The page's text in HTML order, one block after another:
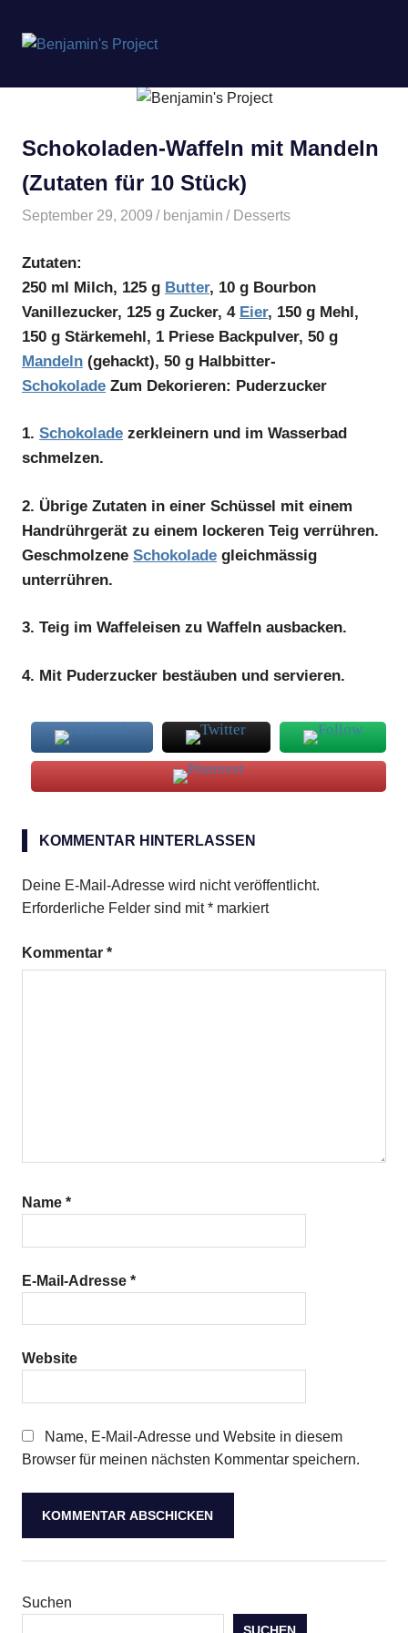
springen
Project
Schokoladen-Waffeln mit Mandeln
(Zutaten für 10 Stück)
September 29, 2009 benjamin Desserts
Zutaten:
250 ml Milch, 125 g Butter, 10 g Bourbon
Vanillezucker, 125 g Zucker, 4 Eier, 150 g Mehl,
150 g Stärkemehl, 1 Priese Backpulver, 50 g
Mandeln (gehackt), 50 g Halbbitter-
Schokolade Zum Dekorieren: Puderzucker
1. Schokolade zerkleinern und im Wasserbad
schmelzen.
2. Übrige Zutaten in einer Schüssel mit einem
Handrührgerät zu einem lockeren Teig verrühren.
Geschmolzene Schokolade gleichmässig
unterrühren.
3. Teig im Waffeleisen zu Waffeln ausbacken.
4. Mit Puderzucker bestäuben und servieren.
Mandeln
Schokolade
Waffeln
KOMMENTAR HINTERLASSEN
Deine E-Mail-Adresse wird nicht veröffentlicht.
Erforderliche Felder sind mit* markiert
Kommentar *
Name *
E-Mail-Adresse *
Website
Name, E-Mail-Adresse und Website in diesem
Browser für meinen nächsten Kommentar speichern.
Suchen